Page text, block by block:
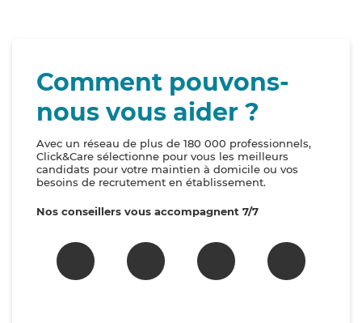
Comment pouvons-
nous vous aider ?
Avec un réseau de plus de 180 000 professionnels,
Click&Care sélectionne pour vous les meilleurs
candidats pour votre maintien à domicile ou vos
besoins de recrutement en établissement.
Nos conseillers vous accompagnent 7/7